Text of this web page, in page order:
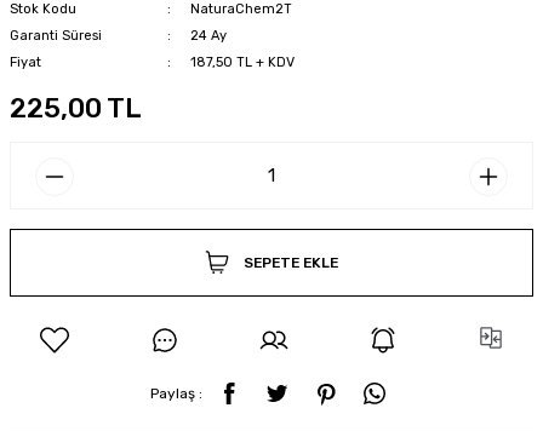
Stok Kodu
NaturaChem2T
Garanti Süresi
24 Ay
Fiyat
187,50 TL + KDV
225,00 TL
SEPETE EKLE
Paylaş :